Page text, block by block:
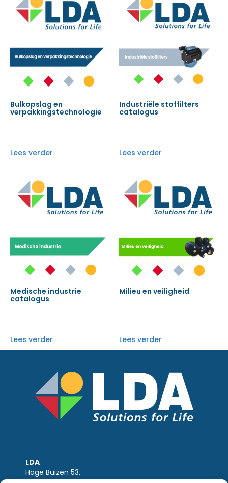
Bulkopslag en
verpakkingstechnologie
Lees verder
Industriële stoffilters
catalogus
Lees verder
Medische industrie
catalogus
Lees verder
Milieu en veiligheid
Lees verder
LDA
Hoge Buizen 53,